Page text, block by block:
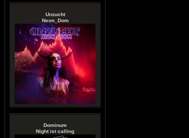
Unzucht
Neon_Dom
Dominum
Night ist calling